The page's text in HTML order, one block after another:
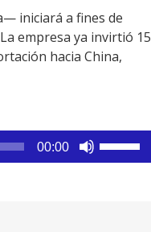
iniciará a fines de
empresa ya invirtió 15
hacia China,
00:00